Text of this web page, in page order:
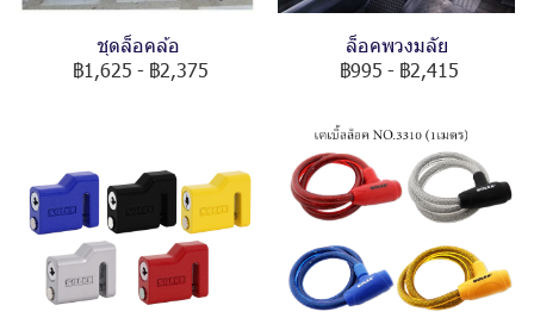
ชุดล็อคล้อ
฿1,625 - ฿2,375
ล็อคพวงมลัย
฿995 - ฿2,415